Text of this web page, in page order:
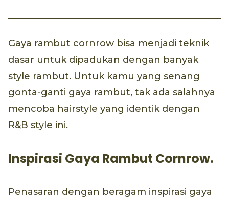
Gaya rambut cornrow bisa menjadi teknik
dasar untuk dipadukan dengan banyak
style rambut. Untuk kamu yang senang
gonta-ganti gaya rambut, tak ada salahnya
mencoba hairstyle yang identik dengan
R&B style ini.
Inspirasi Gaya Rambut Cornrow.
Penasaran dengan beragam inspirasi gaya